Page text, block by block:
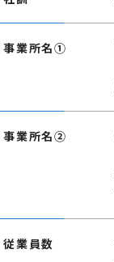
事業所名①
事業所名②
従業員数